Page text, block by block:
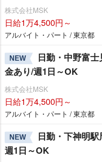
株式会社MSK
日給1万4,500円～
アルバイト・パート / 東京都
NEW
日勤・中野富
金あり/週1日～OK
株式会社MSK
日給1万4,500円～
アルバイト・パート / 東京都
NEW
日勤・下神明
週1日～OK